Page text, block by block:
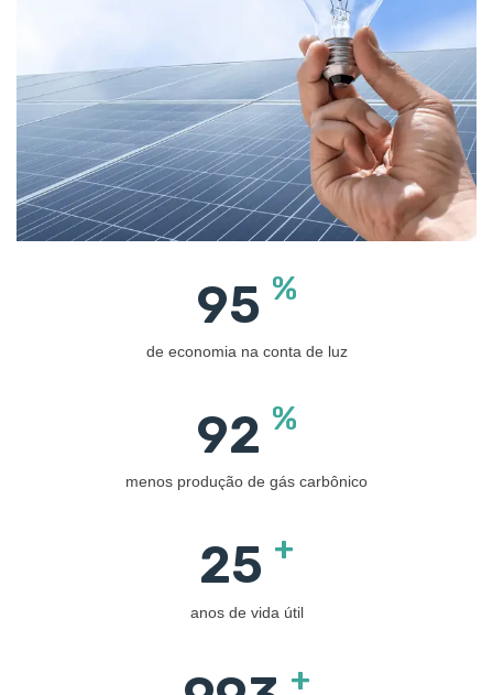
95 %
de economia na conta de luz
92 %
menos produção de gás carbônico
25 +
anos de vida útil